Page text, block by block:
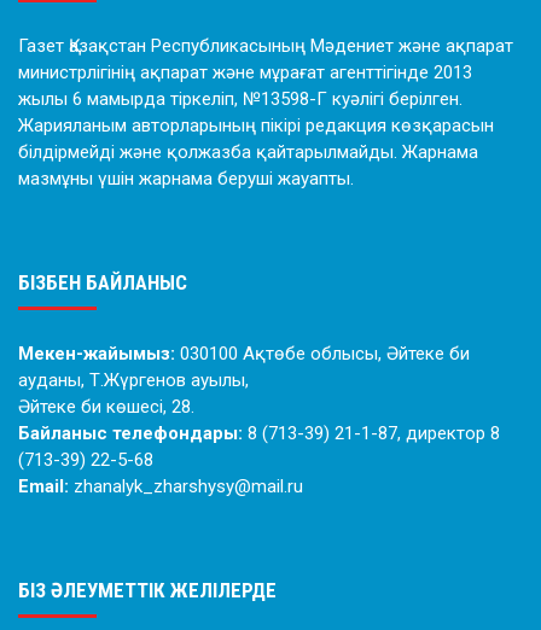
Газет Қазақстан Республикасының Мәдениет және ақпарат
министрлігінің ақпарат және мұрағат агенттігінде 2013
жылы 6 мамырда тіркеліп, №13598-Г куәлігі берілген.
Жарияланым авторларының пікірі редакция көзқарасын
білдірмейді және қолжазба қайтарылмайды. Жарнама
мазмұны үшін жарнама беруші жауапты.
БІЗБЕН БАЙЛАНЫС
Мекен-жайымыз: 030100 Ақтөбе облысы, Әйтеке би
ауданы, Т.Жүргенов ауылы,
Әйтеке би көшесі, 28.
Байланыс телефондары: 8 (713-39) 21-1-87, директор 8
(713-39) 22-5-68
Email: zhanalyk_zharshysy@mail.ru
БІЗ ӘЛЕУМЕТТІК ЖЕЛІЛЕРДЕ